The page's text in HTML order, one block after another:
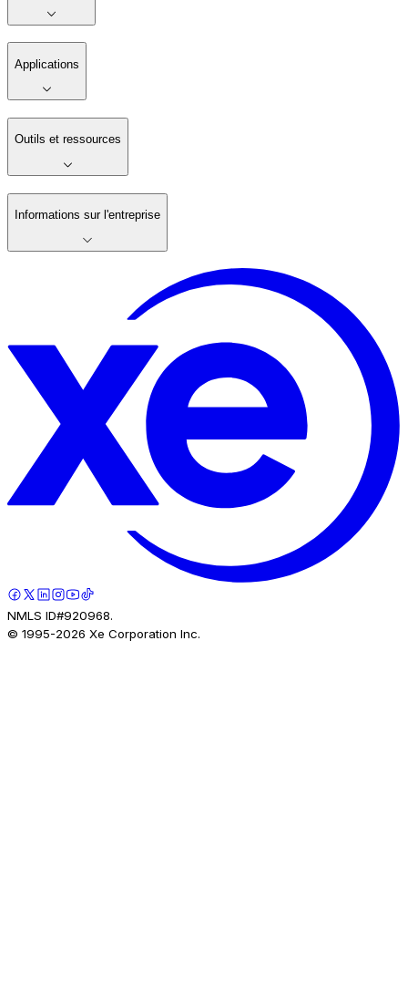
Applications
Outils et ressources
Informations sur l'entreprise
NMLS ID#920968.
© 1995-2026 Xe Corporation Inc.